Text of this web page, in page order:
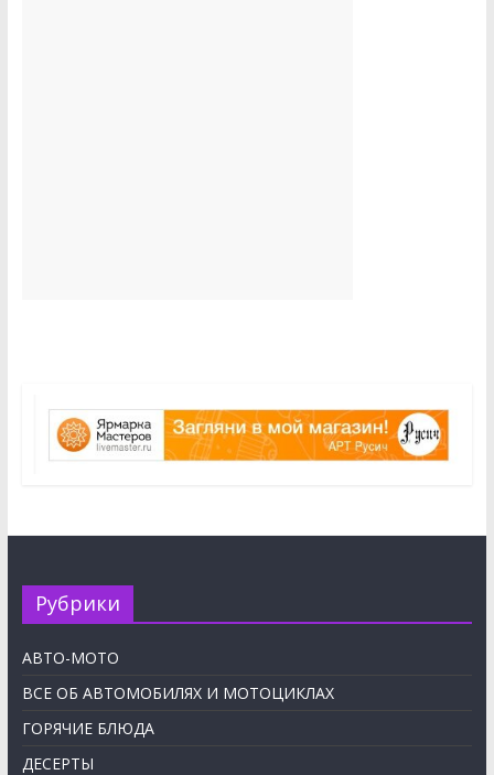
Рубрики
АВТО-МОТО
ВСЕ ОБ АВТОМОБИЛЯХ И МОТОЦИКЛАХ
ГОРЯЧИЕ БЛЮДА
ДЕСЕРТЫ